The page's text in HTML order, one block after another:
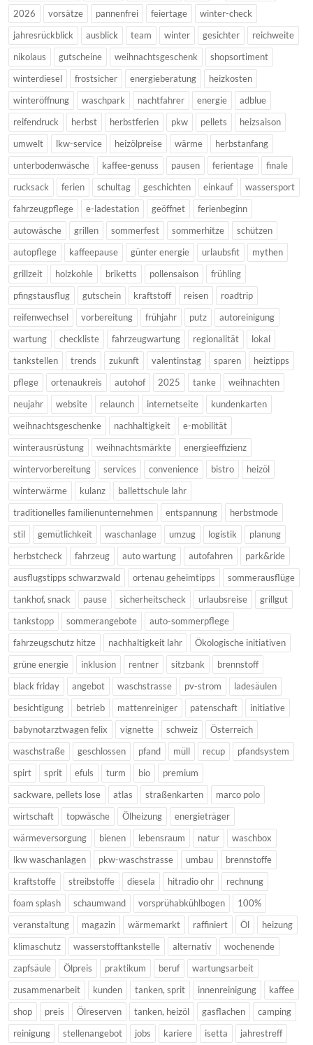
2026 vorsätze pannenfrei feiertage
winter-check
jahresrückblick
ausblick team winter gesichter
reichweite
nikolaus
gutscheine weihnachtsgeschenk
shopsortiment
winterdiesel
frostsicher energieberatung
heizkosten
winteröffnung
waschpark nachtfahrer energie
adblue
reifendruck
herbst herbstferien pkw pellets
heizsaison
umwelt
lkw-service heizölpreise wärme
herbstanfang
unterbodenwäsche
kaffee-genuss pausen ferientage
finale
rucksack
ferien schultag geschichten einkauf
wassersport
fahrzeugpflege
e-ladestation geöffnet
ferienbeginn
autowäsche
grillen sommerfest sommerhitze
schützen
autopflege
kaffeepause günter energie urlaubsfit
mythen
grillzeit
holzkohle briketts pollensaison
frühling
pfingstausflug
gutschein kraftstoff reisen
roadtrip
reifenwechsel
vorbereitung frühjahr putz
autoreinigung
wartung
checkliste fahrzeugwartung regionalität
lokal
tankstellen
trends zukunft valentinstag sparen
heiztipps
pflege
ortenaukreis autohof 2025 tanke
weihnachten
neujahr
website relaunch internetseite
kundenkarten
weihnachtsgeschenke
nachhaltigkeit
e-mobilität
winterausrüstung
weihnachtsmärkte
energieeffizienz
wintervorbereitung
services convenience bistro
heizöl
winterwärme
kulanz
ballettschule lahr
traditionelles familienunternehmen
entspannung
herbstmode
stil
gemütlichkeit waschanlage umzug logistik
planung
herbstcheck
fahrzeug auto wartung autofahren
park&ride
ausflugstipps schwarzwald
ortenau geheimtipps
sommerausflüge
tankhof, snack
pause sicherheitscheck urlaubsreise
grillgut
tankstopp
sommerangebote
auto-sommerpflege
fahrzeugschutz hitze
nachhaltigkeit lahr
Ökologische initiativen
grüne energie
inklusion rentner sitzbank
brennstoff
black friday
angebot waschstrasse pv-strom
ladesäulen
besichtigung
betrieb mattenreiniger patenschaft
initiative
babynotarztwagen felix
vignette schweiz
Österreich
waschstraße
geschlossen pfand müll recup
pfandsystem
spirt
sprit efuls turm bio
premium
sackware, pellets lose
atlas straßenkarten
marco polo
wirtschaft
topwäsche Ölheizung
energieträger
wärmeversorgung
bienen lebensraum natur
waschbox
lkw waschanlagen
pkw-waschstrasse umbau
brennstoffe
kraftstoffe
streibstoffe diesela hitradio ohr
rechnung
foam splash
schaumwand vorsprühabkühlbogen
100%
veranstaltung
magazin wärmemarkt raffiniert Öl
heizung
klimaschutz
wasserstofftankstelle alternativ
wochenende
zapfsäule
Ölpreis praktikum beruf
wartungsarbeit
zusammenarbeit
kunden tanken, sprit innenreinigung
kaffee
shop
preis Ölreserven tanken, heizöl gasflachen
camping
reinigung
stellenangebot jobs kariere isetta
jahrestreff